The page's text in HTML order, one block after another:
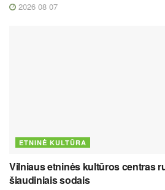
2026 08 07
ETNINĖ KULTŪRA
Vilniaus etninės kultūros centras
šiaudiniais sodais